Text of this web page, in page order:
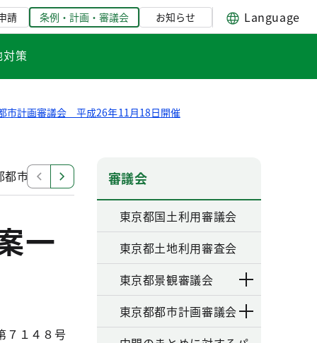
請 条例・計画・審議会 お知らせ Language
策
市計画審議会 平成26年11月18日開催
都市計画審議会委員名簿 平成26年11月18日開催
一
７１４８号
審議会
東京都国土利用審議会
東京都土地利用審査会
東京都景観審議会
東京都都市計画審議会